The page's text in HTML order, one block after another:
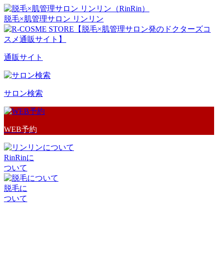
脱毛×肌管理サロン リンリン
通販サイト
サロン検索
WEB予約
RinRinに
ついて
脱毛に
ついて